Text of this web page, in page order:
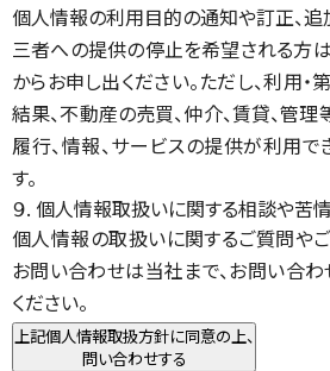
個人情報の利用目的の通知や訂正、追
三者への提供の停止を希望される方
からお申し出ください。ただし、利用
結果、不動産の売買、仲介、賃貸、管
履行、情報、サービスの提供が利用
す。
９. 個人情報取扱いに関する相談や苦
個人情報の取扱いに関するご質問や
お問い合わせは当社まで、お問い合
ください。
上記個人情報取扱方針に同意の上、
問い合わせする